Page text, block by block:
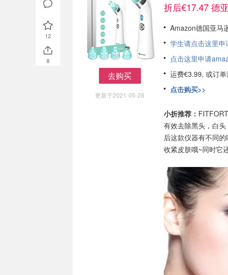
去购买
更新于2021-05-28
折后€17.47 德
Amazon德国亚马
学生请点击这里
点击这里申请
运费€3.99, 或订单
点击购买>>
小折推荐：
有效去除黑头，白
后这款仪器有不同
收紧皮肤哦~同时它
12
8